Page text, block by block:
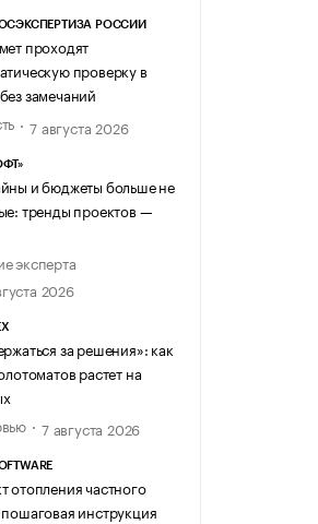
РОССИИ
проходят
проверку в
замечаний
7 августа 2026
и бюджеты больше не
тренды проектов —
эксперта
2026
за решения»: как
растет на
7 августа 2026
отопления частного
инструкция